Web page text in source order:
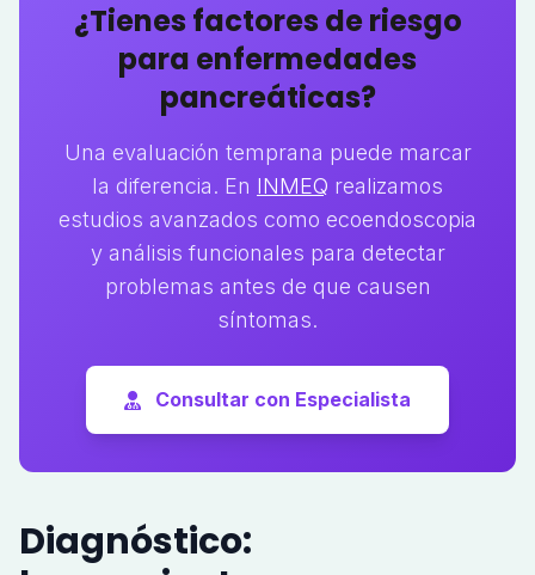
¿Tienes factores de riesgo
para enfermedades
pancreáticas?
Una evaluación temprana puede marcar
la diferencia. En INMEQ realizamos
estudios avanzados como ecoendoscopia
y análisis funcionales para detectar
problemas antes de que causen
síntomas.
Consultar con Especialista
Diagnóstico: